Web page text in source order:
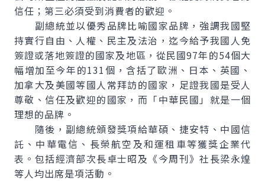
信任；第三必須受到消費者的歡迎。
副總統並以優秀品牌比喻國家品牌，強調我國堅
持實行自由、人權、民主及法治，迄今給予我國人免
簽證或落地簽證的國家及地區，從民國97年的54個大
幅增加至今年的131個，含括了歐洲、日本、英國、
加拿大及美國等國人常拜訪的國家，足證我國是受人
尊敬、信任及歡迎的國家，而「中華民國」就是一個
理想的品牌。
隨後，副總統頒發獎項給華碩、捷安特、中國信
託、中華電信、長榮航空及和運租車等獲獎企業代
表。包括經濟部次長卓士昭及《今周刊》社長梁永煌
等人均出席是項活動。